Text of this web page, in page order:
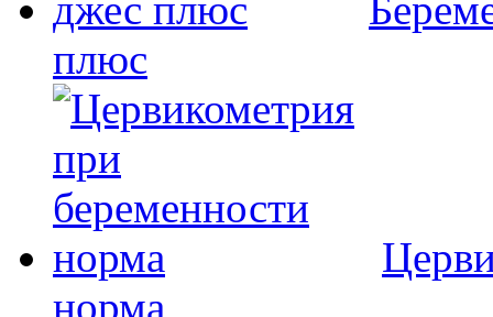
плюс
норма